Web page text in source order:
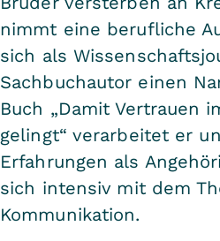
nimmt eine berufliche
sich als
Sachbuchautor einen
Buch „Damit Vertrauen
gelingt“ verarbeitet er
Erfahrungen als
sich intensiv mit dem
Kommunikation.